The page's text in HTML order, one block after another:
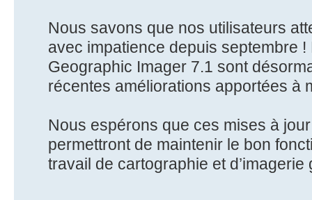
Nous savons que nos utilisateurs
avec impatience depuis septembre !
Geographic Imager 7.1 sont
récentes améliorations apportées à
Nous espérons que ces mises à
permettront de maintenir le bon
travail de cartographie et d’imagerie